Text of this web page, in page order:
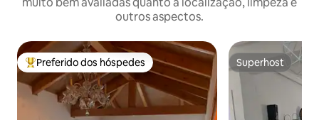
outros aspectos.
Entre os melhores preferidos dos hóspedes
Preferido dos hóspedes Superhost
Superhost